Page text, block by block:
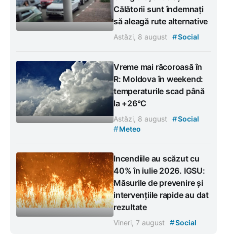
Călătorii sunt îndemnați
să aleagă rute alternative
Astăzi, 8 august #Social
Vreme mai răcoroasă în
R: Moldova în weekend:
temperaturile scad până
la +26°C
Astăzi, 8 august #Social
#Meteo
Incendiile au scăzut cu
40% în iulie 2026. IGSU:
Măsurile de prevenire și
intervențiile rapide au dat
rezultate
Vineri, 7 august #Social